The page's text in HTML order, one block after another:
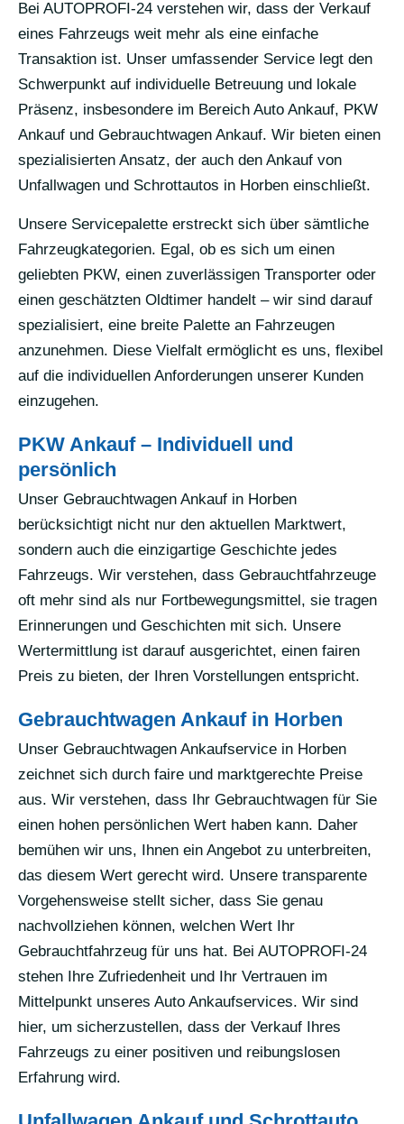
Bei AUTOPROFI-24 verstehen wir, dass der Verkauf
eines Fahrzeugs weit mehr als eine einfache
Transaktion ist. Unser umfassender Service legt den
Schwerpunkt auf individuelle Betreuung und lokale
Präsenz, insbesondere im Bereich Auto Ankauf, PKW
Ankauf und Gebrauchtwagen Ankauf. Wir bieten einen
spezialisierten Ansatz, der auch den Ankauf von
Unfallwagen und Schrottautos in Horben einschließt.
Unsere Servicepalette erstreckt sich über sämtliche
Fahrzeugkategorien. Egal, ob es sich um einen
geliebten PKW, einen zuverlässigen Transporter oder
einen geschätzten Oldtimer handelt – wir sind darauf
spezialisiert, eine breite Palette an Fahrzeugen
anzunehmen. Diese Vielfalt ermöglicht es uns, flexibel
auf die individuellen Anforderungen unserer Kunden
einzugehen.
PKW Ankauf – Individuell und
persönlich
Unser Gebrauchtwagen Ankauf in Horben
berücksichtigt nicht nur den aktuellen Marktwert,
sondern auch die einzigartige Geschichte jedes
Fahrzeugs. Wir verstehen, dass Gebrauchtfahrzeuge
oft mehr sind als nur Fortbewegungsmittel, sie tragen
Erinnerungen und Geschichten mit sich. Unsere
Wertermittlung ist darauf ausgerichtet, einen fairen
Preis zu bieten, der Ihren Vorstellungen entspricht.
Gebrauchtwagen Ankauf in Horben
Unser Gebrauchtwagen Ankaufservice in Horben
zeichnet sich durch faire und marktgerechte Preise
aus. Wir verstehen, dass Ihr Gebrauchtwagen für Sie
einen hohen persönlichen Wert haben kann. Daher
bemühen wir uns, Ihnen ein Angebot zu unterbreiten,
das diesem Wert gerecht wird. Unsere transparente
Vorgehensweise stellt sicher, dass Sie genau
nachvollziehen können, welchen Wert Ihr
Gebrauchtfahrzeug für uns hat. Bei AUTOPROFI-24
stehen Ihre Zufriedenheit und Ihr Vertrauen im
Mittelpunkt unseres Auto Ankaufservices. Wir sind
hier, um sicherzustellen, dass der Verkauf Ihres
Fahrzeugs zu einer positiven und reibungslosen
Erfahrung wird.